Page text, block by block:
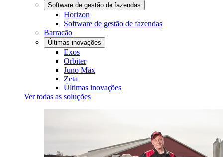
Software de gestão de fazendas
Horizon
Software de gestão de fazendas
Barracão
Últimas inovações
Exos
Orbiter
Juno Max
Zeta
Últimas inovações
Ver todas as soluções